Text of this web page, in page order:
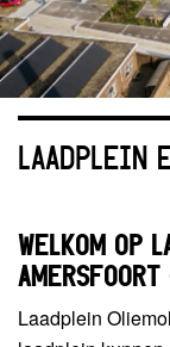
LAADPLEIN
WELKOM OP
Laadplein